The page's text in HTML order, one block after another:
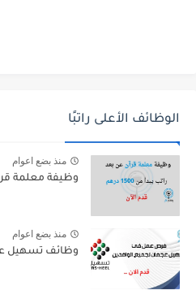
الوظائف الأعلى راتبًا
منذ بضع اعوام
وظيفة معلمة
منذ بضع اعوام
وظائف تسهيل